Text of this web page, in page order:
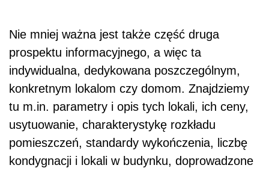
Nie mniej ważna jest także część druga
prospektu informacyjnego, a więc ta
indywidualna, dedykowana poszczególnym,
konkretnym lokalom czy domom. Znajdziemy
tu m.in. parametry i opis tych lokali, ich ceny,
usytuowanie, charakterystykę rozkładu
pomieszczeń, standardy wykończenia, liczbę
kondygnacji i lokali w budynku, doprowadzone